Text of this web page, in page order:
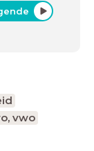
vwo